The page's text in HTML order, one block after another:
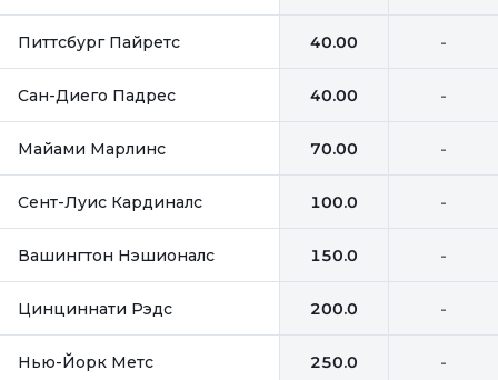
Питтсбург Пайретс 40.00 -
Сан-Диего Падрес 40.00 -
Майами Марлинс 70.00 -
Сент-Луис Кардиналс 100.0 -
Вашингтон Нэшионалс 150.0 -
Цинциннати Рэдс 200.0 -
Нью-Йорк Метс 250.0 -